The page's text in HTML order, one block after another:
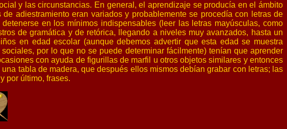
y las circunstancias. En general, el aprendizaje se producía en el ámbito
adiestramiento eran variados y probablemente se procedía con letras de
en los mínimos indispensables (leer las letras mayúsculas, como
de gramática y de retórica, llegando a niveles muy avanzados, hasta un
en edad escolar (aunque debemos advertir que esta edad se muestra
por lo que no se puede determinar fácilmente) tenían que aprender
con ayuda de figurillas de marfil u otros objetos similares y entonces
tabla de madera, que después ellos mismos debían grabar con letras; las
por último, frases.